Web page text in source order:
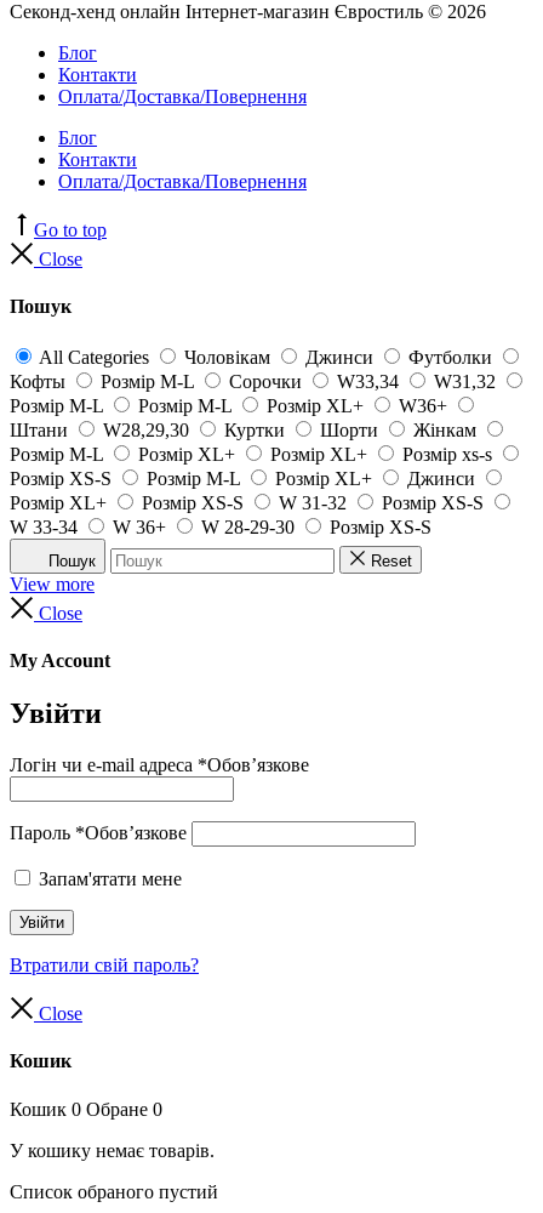
Секонд-хенд онлайн Інтернет-магазин Євростиль © 2026
Блог
Контакти
Оплата/Доставка/Повернення
Блог
Контакти
Оплата/Доставка/Повернення
Go to top
Close
Пошук
All Categories Чоловікам Джинси
Футболки
Кофты
Розмір M-L Сорочки W33,34
W31,32
Розмір M-L
Розмір M-L Розмір XL+
W36+
Штани
W28,29,30 Куртки Шорти
Жінкам
Розмір M-L
Розмір XL+ Розмір XL+
Розмір xs-s
Розмір XS-S
Розмір M-L Розмір XL+
Джинси
Розмір XL+
Розмір XS-S W 31-32
Розмір XS-S
W 33-34
W 36+ W 28-29-30 Розмір XS-S
Пошук Reset
View more
Close
My Account
Увійти
Логін чи e-mail адреса *Обов’язкове
Пароль *Обов’язкове
Запам'ятати мене
Увійти
Втратили свій пароль?
Close
Кошик
Кошик 0 Обране 0
У кошику немає товарів.
Список обраного пустий